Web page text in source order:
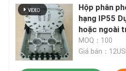
Hộp phân
hạng IP55
hoặc ngoài
MOQ：100
Giá bán：